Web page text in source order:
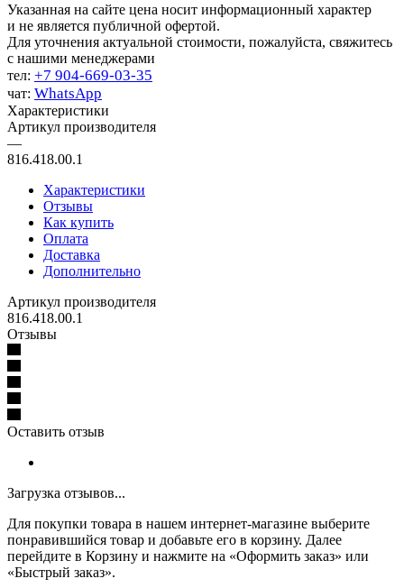
Указанная на сайте цена носит информационный характер
и не является публичной офертой.
Для уточнения актуальной стоимости, пожалуйста, свяжитесь
с нашими менеджерами
тел: +7 904-669-03-35
чат: WhatsApp
Характеристики
Артикул производителя
—
816.418.00.1
Характеристики
Отзывы
Как купить
Оплата
Доставка
Дополнительно
Артикул производителя
816.418.00.1
Отзывы
Оставить отзыв
Загрузка отзывов...
Для покупки товара в нашем интернет-магазине выберите
понравившийся товар и добавьте его в корзину. Далее
перейдите в Корзину и нажмите на «Оформить заказ» или
«Быстрый заказ».